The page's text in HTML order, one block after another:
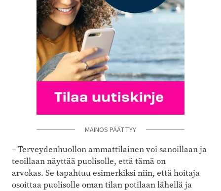
MAINOS PÄÄTTYY
– Terveydenhuollon ammattilainen voi sanoillaan ja
teoillaan näyttää puolisolle, että tämä on
arvokas. Se tapahtuu esimerkiksi niin, että hoitaja
osoittaa puolisolle oman tilan potilaan lähellä ja